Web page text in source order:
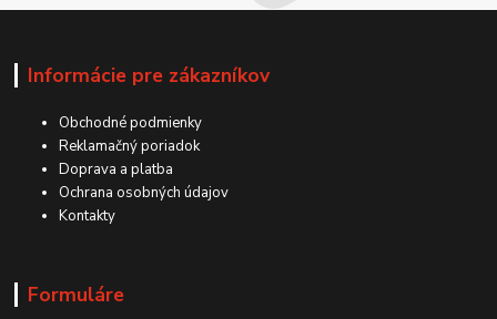
Informácie pre zákazníkov
Obchodné podmienky
Reklamačný poriadok
Doprava a platba
Ochrana osobných údajov
Kontakty
Formuláre